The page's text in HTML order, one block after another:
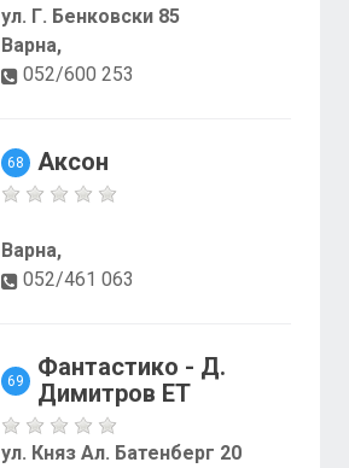
ул. Г. Бенковски 85
Варна,
052/600 253
68 Аксон
Варна,
052/461 063
69
Фантастико - Д.
Димитров ЕТ
ул. Княз Ал. Батенберг 20